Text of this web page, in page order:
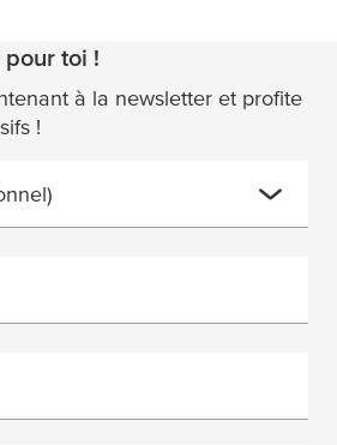
pour toi !
à la newsletter et profite
!